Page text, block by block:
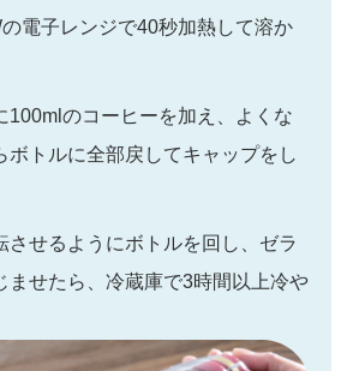
電子レンジで40秒加熱して溶か
のコーヒーを加え、よくな
ボトルに全部戻してキャップをし
させるようにボトルを回し、ゼラ
ませたら、冷蔵庫で3時間以上冷や